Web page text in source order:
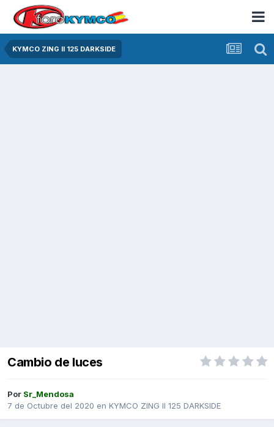
KYMCO ZING II 125 DARKSIDE
Cambio de luces
Por Sr_Mendosa
7 de Octubre del 2020 en KYMCO ZING II 125 DARKSIDE